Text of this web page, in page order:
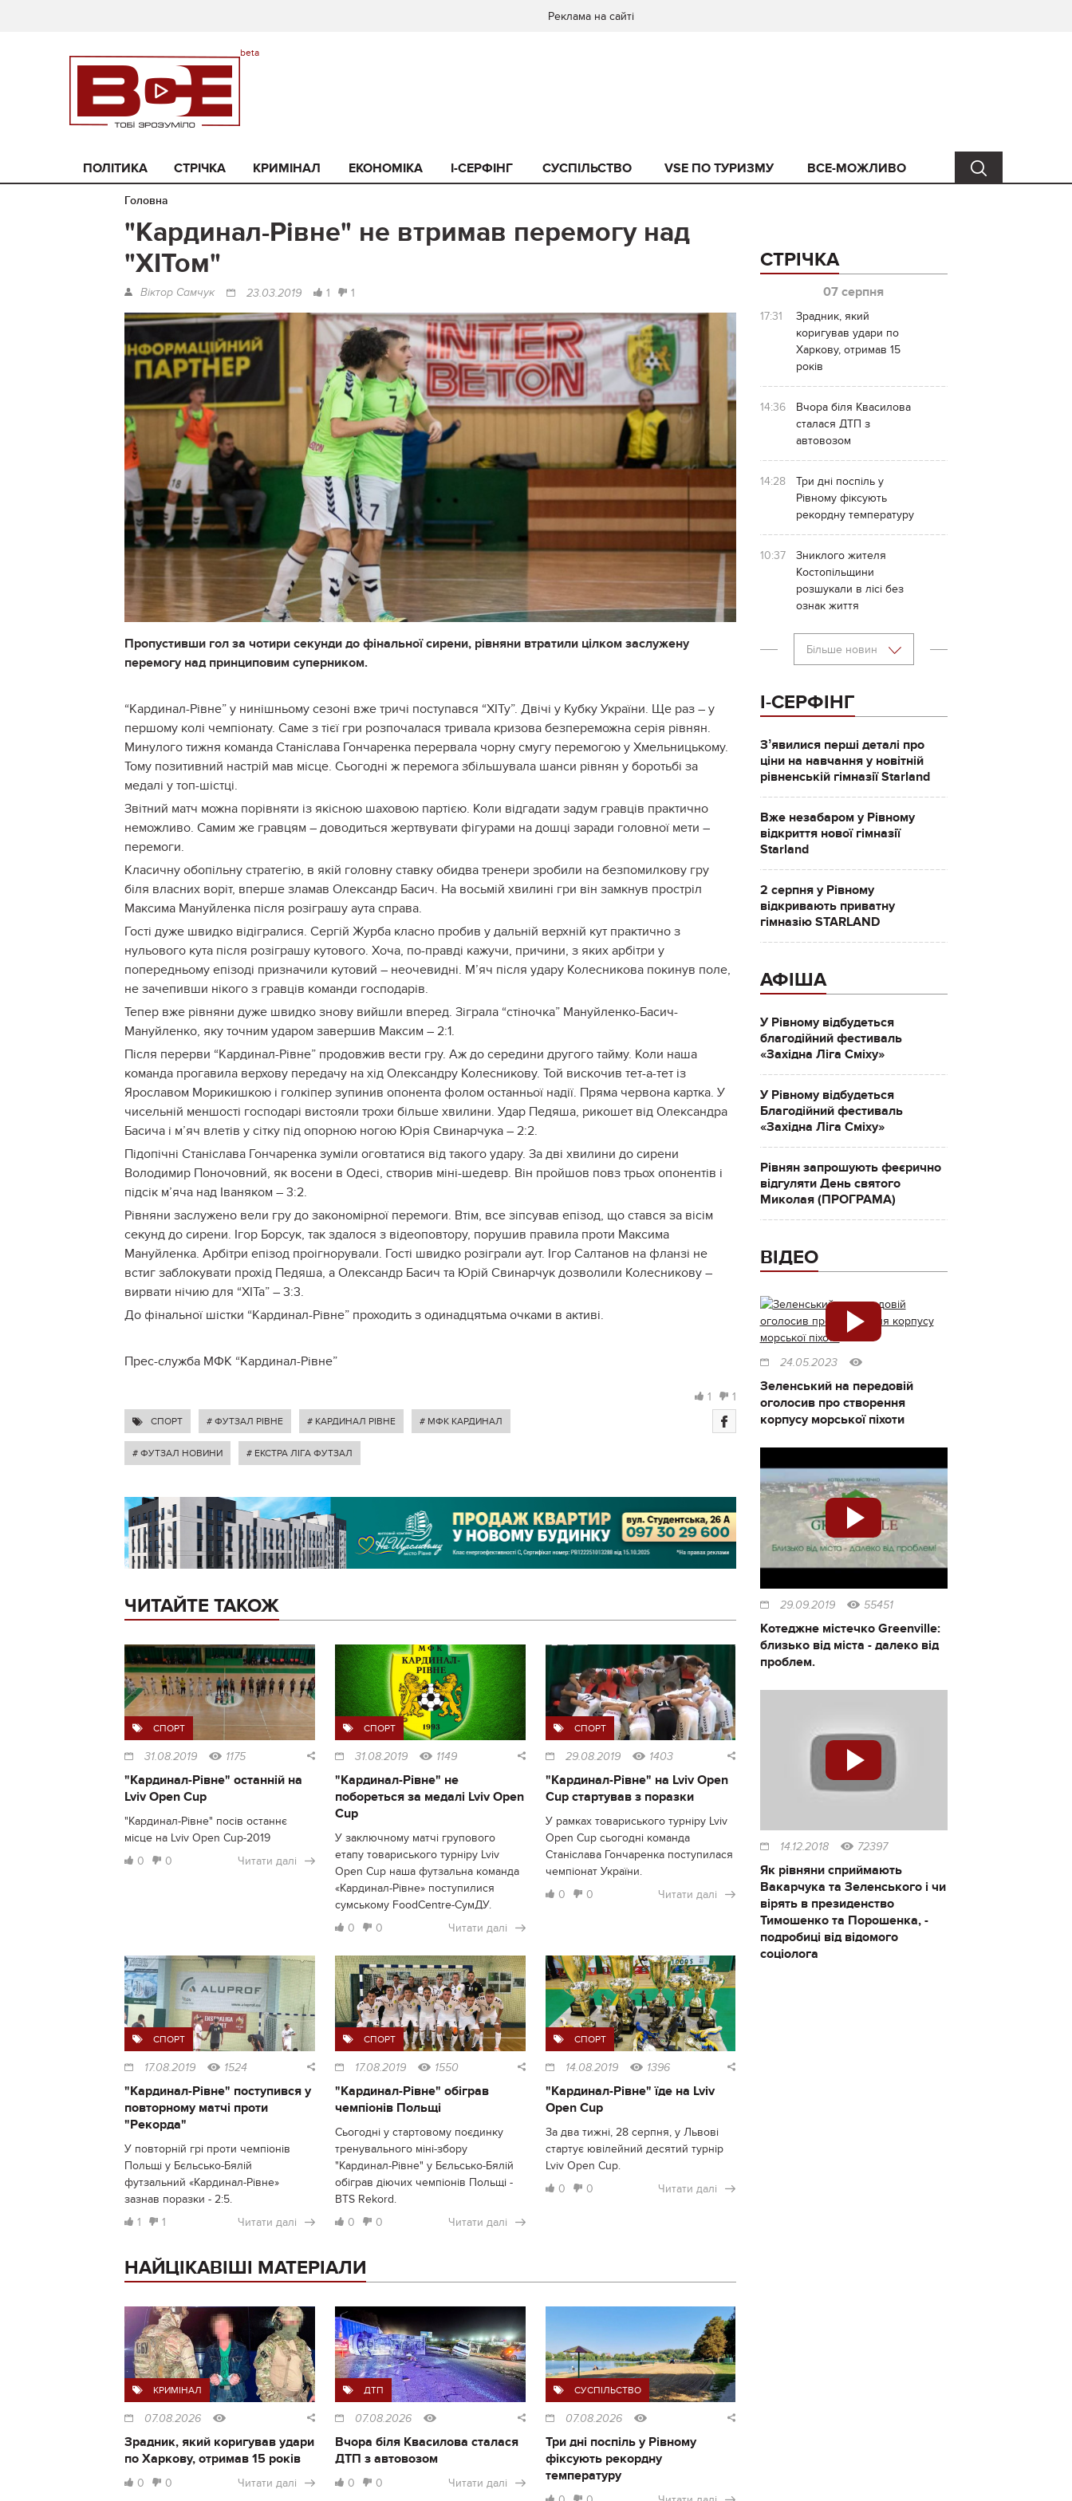
Реклама на сайті
ПОЛІТИКА СТРІЧКА КРИМІНАЛ ЕКОНОМІКА I-СЕРФІНГ СУСПІЛЬСТВО VSE ПО ТУРИЗМУ ВСЕ-МОЖЛИВО
Головна
"Кардинал-Рівне" не втримав перемогу над
"ХІТом"
Віктор Самчук 23.03.2019 1 1
Пропустивши гол за чотири секунди до фінальної сирени, рівняни втратили цілком заслужену
перемогу над принциповим суперником.
“Кардинал-Рівне” у нинішньому сезоні вже тричі поступався “ХІТу”. Двічі у Кубку України. Ще раз – у
першому колі чемпіонату. Саме з тієї гри розпочалася тривала кризова безпереможна серія рівнян.
Минулого тижня команда Станіслава Гончаренка перервала чорну смугу перемогою у Хмельницькому.
Тому позитивний настрій мав місце. Сьогодні ж перемога збільшувала шанси рівнян у боротьбі за
медалі у топ-шістці.
Звітний матч можна порівняти із якісною шаховою партією. Коли відгадати задум гравців практично
неможливо. Самим же гравцям – доводиться жертвувати фігурами на дошці заради головної мети –
перемоги.
Класичну обопільну стратегію, в якій головну ставку обидва тренери зробили на безпомилкову гру
біля власних воріт, вперше зламав Олександр Басич. На восьмій хвилині гри він замкнув простріл
Максима Мануйленка після розіграшу аута справа.
Гості дуже швидко відігралися. Сергій Журба класно пробив у дальній верхній кут практично з
нульового кута після розіграшу кутового. Хоча, по-правді кажучи, причини, з яких арбітри у
попередньому епізоді призначили кутовий – неочевидні. М’яч після удару Колесникова покинув поле,
не зачепивши нікого з гравців команди господарів.
Тепер вже рівняни дуже швидко знову вийшли вперед. Зіграла “стіночка” Мануйленко-Басич-
Мануйленко, яку точним ударом завершив Максим – 2:1.
Після перерви “Кардинал-Рівне” продовжив вести гру. Аж до середини другого тайму. Коли наша
команда прогавила верхову передачу на хід Олександру Колесникову. Той вискочив тет-а-тет із
Ярославом Морикишкою і голкіпер зупинив опонента фолом останньої надії. Пряма червона картка. У
чисельній меншості господарі вистояли трохи більше хвилини. Удар Педяша, рикошет від Олександра
Басича і м’яч влетів у сітку під опорною ногою Юрія Свинарчука – 2:2.
Підопічні Станіслава Гончаренка зуміли оговтатися від такого удару. За дві хвилини до сирени
Володимир Поночовний, як восени в Одесі, створив міні-шедевр. Він пройшов повз трьох опонентів і
підсік м’яча над Іваняком – 3:2.
Рівняни заслужено вели гру до закономірної перемоги. Втім, все зіпсував епізод, що стався за вісім
секунд до сирени. Ігор Борсук, так здалося з відеоповтору, порушив правила проти Максима
Мануйленка. Арбітри епізод проігнорували. Гості швидко розіграли аут. Ігор Салтанов на фланзі не
встиг заблокувати прохід Педяша, а Олександр Басич та Юрій Свинарчук дозволили Колесникову –
вирвати нічию для “ХІТа” – 3:3.
До фінальної шістки “Кардинал-Рівне” проходить з одинадцятьма очками в активі.
Прес-служба МФК “Кардинал-Рівне”
1 1
СПОРТ # ФУТЗАЛ РІВНЕ # КАРДИНАЛ РІВНЕ # МФК КАРДИНАЛ
# ФУТЗАЛ НОВИНИ # ЕКСТРА ЛІГА ФУТЗАЛ
ЧИТАЙТЕ ТАКОЖ
СПОРТ
31.08.2019 1175
"Кардинал-Рівне" останній на
Lviv Open Cup
"Кардинал-Рівне" посів останнє
місце на Lviv Open Cup-2019
0
0 Читати далі
СПОРТ
31.08.2019 1149
"Кардинал-Рівне" не
побореться за медалі Lviv Open
Cup
У заключному матчі групового
етапу товариського турніру Lviv
Open Cup наша футзальна команда
«Кардинал-Рівне» поступилися
сумському FoodCentre-СумДУ.
0
0 Читати далі
СПОРТ
29.08.2019 1403
"Кардинал-Рівне" на Lviv Open
Cup стартував з поразки
У рамках товариського турніру Lviv
Open Cup сьогодні команда
Станіслава Гончаренка поступилася
чемпіонат України.
0
0 Читати далі
СПОРТ
17.08.2019 1524
"Кардинал-Рівне" поступився у
повторному матчі проти
"Рекорда"
У повторній грі проти чемпіонів
Польщі у Бєльсько-Бялій
футзальний «Кардинал-Рівне»
зазнав поразки - 2:5.
1
1 Читати далі
СПОРТ
17.08.2019 1550
"Кардинал-Рівне" обіграв
чемпіонів Польщі
Сьогодні у стартовому поєдинку
тренувального міні-збору
"Кардинал-Рівне" у Бєльсько-Бялій
обіграв діючих чемпіонів Польщі -
BTS Rekord.
0
0 Читати далі
СПОРТ
14.08.2019 1396
"Кардинал-Рівне" їде на Lviv
Open Cup
За два тижні, 28 серпня, у Львові
стартує ювілейний десятий турнір
Lviv Open Cup.
0
0 Читати далі
НАЙЦІКАВІШІ МАТЕРІАЛИ
КРИМІНАЛ
07.08.2026
Зрадник, який коригував удари
по Харкову, отримав 15 років
0 0 Читати далі
ДТП
07.08.2026
Вчора біля Квасилова сталася
ДТП з автовозом
0 0 Читати далі
СУСПІЛЬСТВО
07.08.2026
Три дні поспіль у Рівному
фіксують рекордну
температуру
СТРІЧКА
07 серпня
17:31
Зрадник, який
коригував удари по
Харкову, отримав 15
років
14:36
Вчора біля Квасилова
сталася ДТП з
автовозом
14:28
Три дні поспіль у
Рівному фіксують
рекордну температуру
10:37
Зниклого жителя
Костопільщини
розшукали в лісі без
ознак життя
Більше новин
І-СЕРФІНГ
Зʼявилися перші деталі про
ціни на навчання у новітній
рівненській гімназії Starland
Вже незабаром у Рівному
відкриття нової гімназії
Starland
2 серпня у Рівному
відкривають приватну
гімназію STARLAND
АФІША
У Рівному відбудеться
благодійний фестиваль
«Західна Ліга Сміху»
У Рівному відбудеться
Благодійний фестиваль
«Західна Ліга Сміху»
Рівнян запрошують феєрично
відгуляти День святого
Миколая (ПРОГРАМА)
ВІДЕО
24.05.2023
Зеленський на передовій
оголосив про створення
корпусу морської піхоти
29.09.2019 55451
Котеджне містечко Greenville:
близько від міста - далеко від
проблем.
14.12.2018 72397
Як рівняни сприймають
Вакарчука та Зеленського і чи
вірять в президенство
Тимошенко та Порошенка, -
подробиці від відомого
соціолога